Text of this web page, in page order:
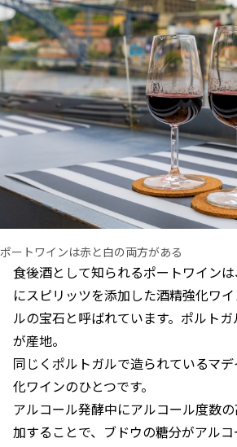
ポートワインは赤と白の両方がある
食後酒として知られるポートワイン
にスピリッツを添加した酒精強化ワ
ルの宝石と呼ばれています。ポルト
が産地。
同じくポルトガルで造られているマ
化ワインのひとつです。
アルコール発酵中にアルコール度数
加することで、ブドウの糖分がアル